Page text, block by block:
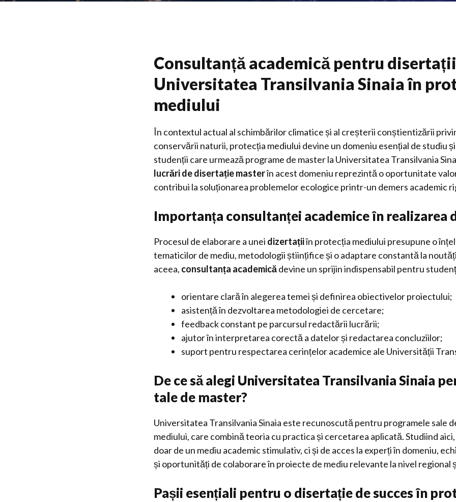
Consultanță academică pentru
Universitatea Transilvania Sinaia în
mediului
În contextul actual al schimbărilor climatice și al creșterii conștientizării
conservării naturii, protecția mediului devine un domeniu esențial de studiu
studenții care urmează programe de master la Universitatea Transilvania
lucrări de disertație masterîn acest domeniu reprezintă o oportunitate
contribui la soluționarea problemelor ecologice printr-un demers academic
Importanța consultanței academice în realizarea
Procesul de elaborare a unei dizertațiiîn protecția mediului presupune o
tematicilor de mediu, metodologii științifice și o adaptare constantă la
aceea, consultanța academicădevine un sprijin indispensabil pentru
orientare clară în alegerea temei și definirea obiectivelor proiectului;
asistență în dezvoltarea metodologiei de cercetare;
feedback constant pe parcursul redactării lucrării;
ajutor în interpretarea corectă a datelor și redactarea concluziilor;
suport pentru respectarea cerințelor academice ale Universității
De ce să alegi Universitatea Transilvania Sinaia
tale de master?
Universitatea Transilvania Sinaia este recunoscută pentru programele sale
mediului, care combină teoria cu practica și cercetarea aplicată. Studiind
doar de un mediu academic stimulativ, ci și de acces la experți în domeniu,
și oportunități de colaborare în proiecte de mediu relevante la nivel regional
Pașii esențiali pentru o disertație de succes în